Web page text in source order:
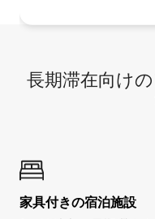
長期滞在向け⁠
家具付き⁠の宿⁠泊⁠施⁠設